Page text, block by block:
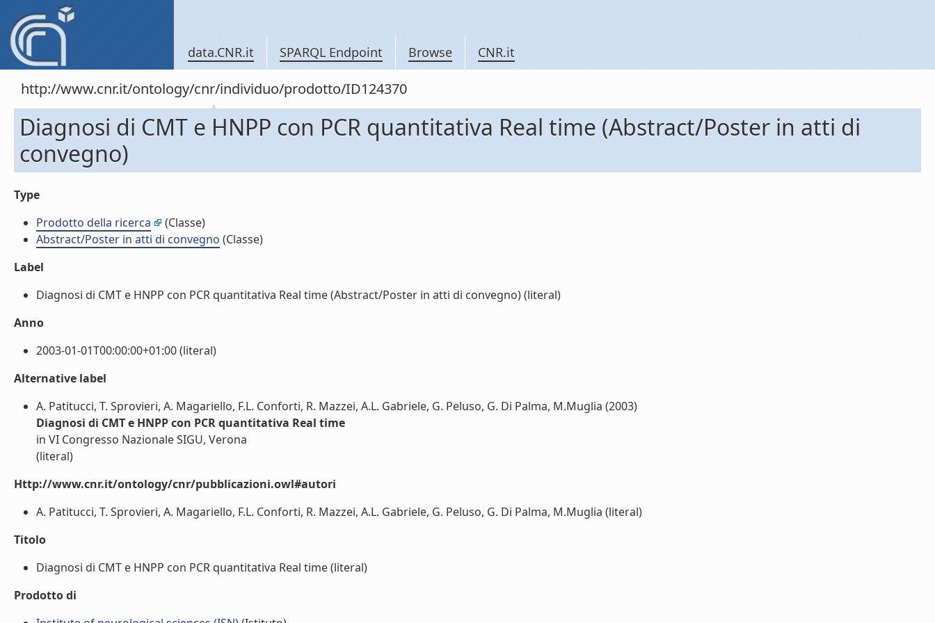
data.CNR.it SPARQL Endpoint Browse CNR.it
http://www.cnr.it/ontology/cnr/individuo/prodotto/ID124370
Diagnosi di CMT e HNPP con PCR quantitativa Real time (Abstract/Poster in atti di
convegno)
Type
Prodotto della ricerca
(Classe)
Abstract/Poster in atti di convegno (Classe)
Label
Diagnosi di CMT e HNPP con PCR quantitativa Real time (Abstract/Poster in atti di convegno) (literal)
Anno
2003-01-01T00:00:00+01:00 (literal)
Alternative label
A. Patitucci, T. Sprovieri, A. Magariello, F.L. Conforti, R. Mazzei, A.L. Gabriele, G. Peluso, G. Di Palma, M.Muglia (2003)
Diagnosi di CMT e HNPP con PCR quantitativa Real time
in VI Congresso Nazionale SIGU, Verona
(literal)
Http://www.cnr.it/ontology/cnr/pubblicazioni.owl#autori
A. Patitucci, T. Sprovieri, A. Magariello, F.L. Conforti, R. Mazzei, A.L. Gabriele, G. Peluso, G. Di Palma, M.Muglia (literal)
Titolo
Diagnosi di CMT e HNPP con PCR quantitativa Real time (literal)
Prodotto di